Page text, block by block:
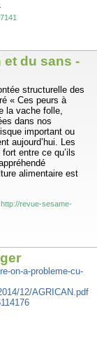
et du sans -
structurelle des
« Ces peurs à
la vache folle,
dans nos
important ou
aujourd’hui. Les
entre ce qu’ils
alimentaire est
http://revue-sesame-
on-a-probleme-cu-
12/AGRICAN.pdf